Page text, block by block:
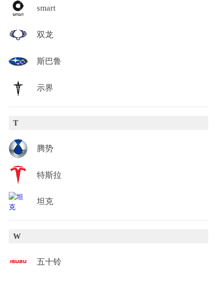
smart
双龙
斯巴鲁
示界
T
腾势
特斯拉
坦克
W
五十铃